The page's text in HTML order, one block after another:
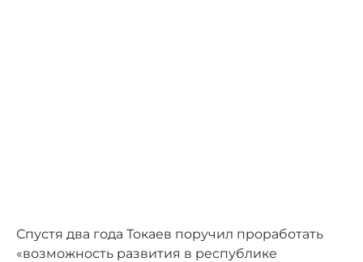
Спустя два года Токаев поручил проработать
«возможность развития в республике